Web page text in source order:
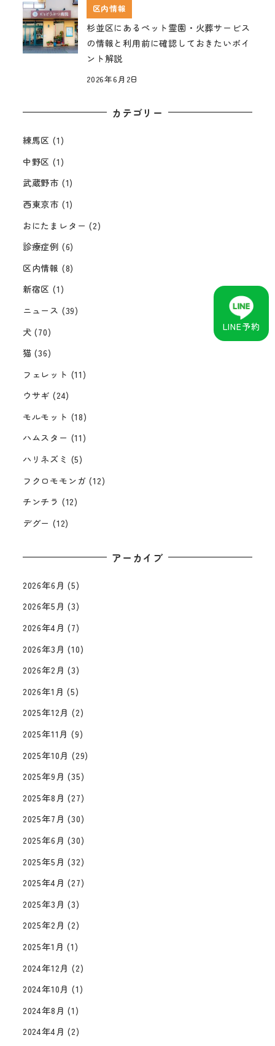
区内情報
杉並区にあるペット霊園・火葬サービス
の情報と利用前に確認しておきたいポイ
ント解説
2026年6月2日
カテゴリー
練馬区 (1)
中野区 (1)
武蔵野市 (1)
西東京市 (1)
おにたまレター (2)
診療症例 (6)
区内情報 (8)
新宿区 (1)
ニュース (39)
犬 (70)
猫 (36)
フェレット (11)
ウサギ (24)
モルモット (18)
ハムスター (11)
ハリネズミ (5)
フクロモモンガ (12)
チンチラ (12)
デグー (12)
アーカイブ
2026年6月 (5)
2026年5月 (3)
2026年4月 (7)
2026年3月 (10)
2026年2月 (3)
2026年1月 (5)
2025年12月 (2)
2025年11月 (9)
2025年10月 (29)
2025年9月 (35)
2025年8月 (27)
2025年7月 (30)
2025年6月 (30)
2025年5月 (32)
2025年4月 (27)
2025年3月 (3)
2025年2月 (2)
2025年1月 (1)
2024年12月 (2)
2024年10月 (1)
2024年8月 (1)
2024年4月 (2)
LINE予約